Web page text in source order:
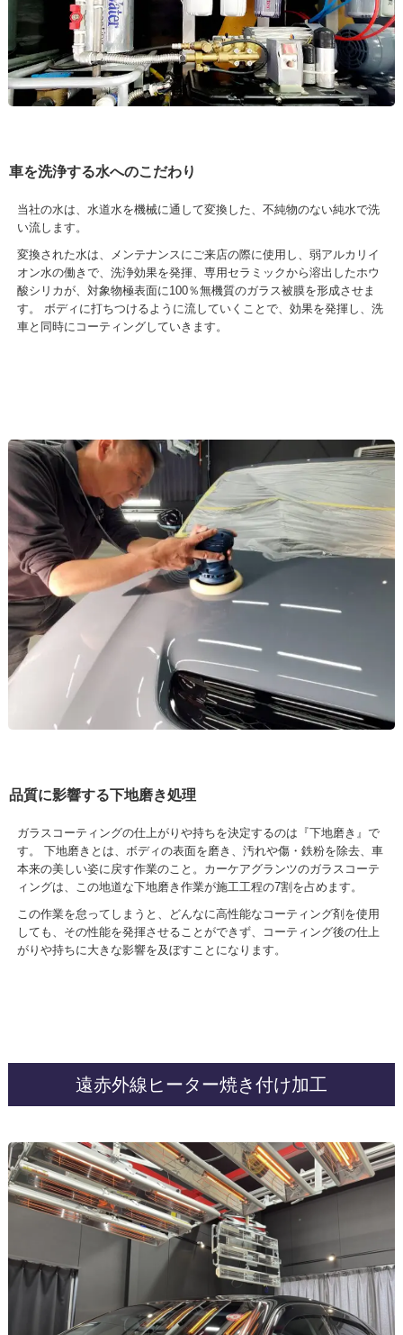
車を洗浄する水へのこだわり
当社の水は、水道水を機械に通して変換した、不純物のない純水で洗
い流します。
変換された水は、メンテナンスにご来店の際に使用し、弱アルカリイ
オン水の働きで、洗浄効果を発揮、専用セラミックから溶出したホウ
酸シリカが、対象物極表面に100％無機質のガラス被膜を形成させま
す。 ボディに打ちつけるように流していくことで、効果を発揮し、洗
車と同時にコーティングしていきます。
品質に影響する下地磨き処理
ガラスコーティングの仕上がりや持ちを決定するのは『下地磨き』で
す。 下地磨きとは、ボディの表面を磨き、汚れや傷・鉄粉を除去、車
本来の美しい姿に戻す作業のこと。カーケアグランツのガラスコーテ
ィングは、この地道な下地磨き作業が施工工程の7割を占めます。
この作業を怠ってしまうと、どんなに高性能なコーティング剤を使用
しても、その性能を発揮させることができず、コーティング後の仕上
がりや持ちに大きな影響を及ぼすことになります。
遠赤外線ヒーター焼き付け加工